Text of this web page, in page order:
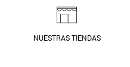
NUESTRAS TIENDAS